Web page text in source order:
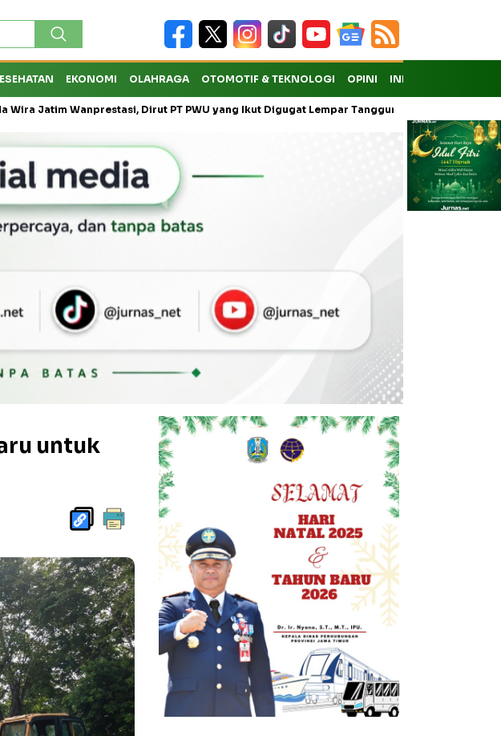
EKONOMI OLAHRAGA OTOMOTIF & TEKNOLOGI OPINI INDEKS
Dirut PT PWU yang Ikut Digugat Lempar Tanggung Jawab ke Anak Usaha
untuk